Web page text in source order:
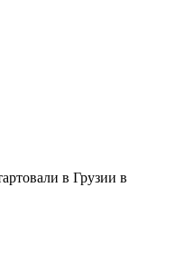
в Грузии в